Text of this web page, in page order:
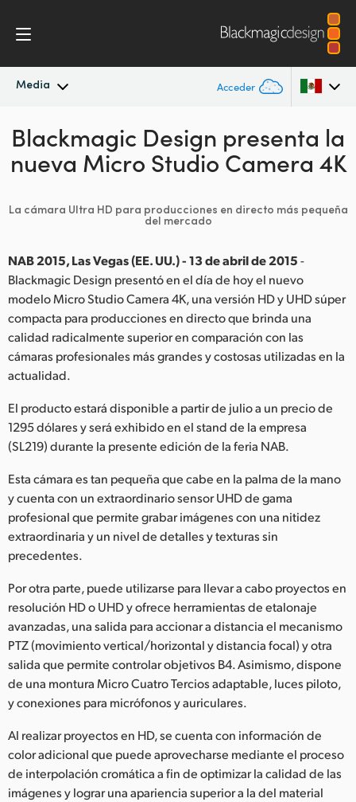
Media Acceder
Novedades
Archivo
Imágenes
Argentina
Australia
Canada
China
Denmark
Finland
France
Germany
Hong Kong SAR, China
Italy
Korea
Mexico
Malaysia
Netherlands
New Zealand
Norway
Blackmagic Design presenta la
nueva Micro Studio Camera 4K
La cámara Ultra HD para producciones en directo más pequeña
del mercado
NAB 2015, Las Vegas (EE. UU.) - 13 de abril de 2015-
Blackmagic Design presentó en el día de hoy el nuevo
modelo Micro Studio Camera 4K, una versión HD y UHD súper
compacta para producciones en directo que brinda una
calidad radicalmente superior en comparación con las
cámaras profesionales más grandes y costosas utilizadas en la
actualidad.
El producto estará disponible a partir de julio a un precio de
1295 dólares y será exhibido en el stand de la empresa
(SL219) durante la presente edición de la feria NAB.
Esta cámara es tan pequeña que cabe en la palma de la mano
y cuenta con un extraordinario sensor UHD de gama
profesional que permite grabar imágenes con una nitidez
extraordinaria y un nivel de detalles y texturas sin
precedentes.
Por otra parte, puede utilizarse para llevar a cabo proyectos en
resolución HD o UHD y ofrece herramientas de etalonaje
avanzadas, una salida para accionar a distancia el mecanismo
PTZ (movimiento vertical/horizontal y distancia focal) y otra
salida que permite controlar objetivos B4. Asimismo, dispone
de una montura Micro Cuatro Tercios adaptable, luces piloto,
y conexiones para micrófonos y auriculares.
Al realizar proyectos en HD, se cuenta con información de
color adicional que puede aprovecharse mediante el proceso
de interpolación cromática a fin de optimizar la calidad de las
imágenes y lograr una apariencia superior a la del material